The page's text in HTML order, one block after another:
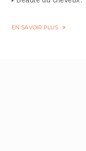
EN SAVOIR PLUS